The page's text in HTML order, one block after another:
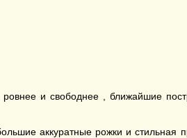
ровнее и свободнее , ближайшие
аккуратные рожки и стильная